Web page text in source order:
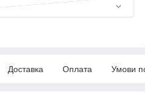
Доставка Оплата Умови